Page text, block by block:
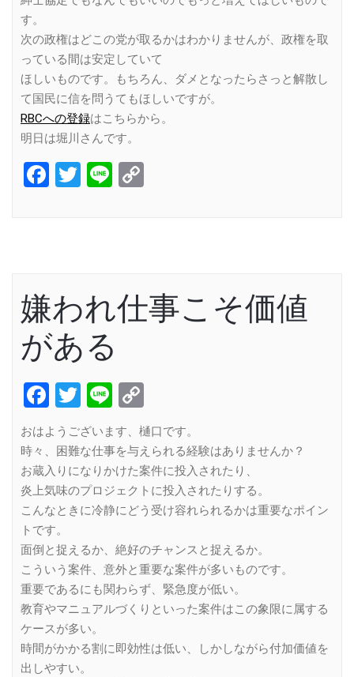
す。
次の政権はどこの党が取るかはわかりませんが、政権を取
っている間は安定していて
ほしいものです。もちろん、ダメとなったらさっと解散し
て国民に信を問うてもほしいですが。
RBCへの登録はこちらから。
明日は堀川さんです。
Facebook
Twitter
Line
嫌われ仕事こそ価値
がある
Facebook
Twitter
Line
Link
おはようございます、樋口です。
時々、困難な仕事を与えられる経験はありませんか？
お蔵入りになりかけた案件に投入されたり、
炎上気味のプロジェクトに投入されたりする。
こんなときに冷静にどう受け容れられるかは重要なポイン
トです。
面倒と捉えるか、絶好のチャンスと捉えるか。
こういう案件、意外と重要な案件が多いものです。
重要であるにも関わらず、緊急度が低い。
教育やマニュアルづくりといった案件はこの象限に属する
ケースが多い。
時間がかかる割に即効性は低い、しかしながら付加価値を
出しやすい。